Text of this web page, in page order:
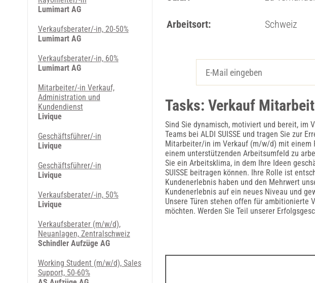
Arbeitsort: Schweiz
Tasks: Verkauf
Sind Sie dynamisch, motiviert und bereit, im
Teams bei ALDI SUISSE und tragen Sie zur
Mitarbeiter/in im Verkauf (m/w/d) mit einem
einem unterstützenden Arbeitsumfeld zu
Sie ein Arbeitsklima, in dem Ihre Ideen
SUISSE beitragen können. Ihre Rolle ist
Kundenerlebnis haben und den Mehrwert
Kundenerlebnis auf ein neues Niveau und
Unsere Türen stehen offen für ambitionierte
möchten. Werden Sie Teil unserer
Lumimart AG
Verkaufsberater/-in, 20-50%
Lumimart AG
Verkaufsberater/-in, 60%
Lumimart AG
Mitarbeiter/-in Verkauf,
Administration und
Kundendienst
Livique
Geschäftsführer/-in
Livique
Geschäftsführer/-in
Livique
Verkaufsberater/-in, 50%
Livique
Verkaufsberater (m/w/d),
Neuanlagen, Zentralschweiz
Schindler Aufzüge AG
Working Student (m/w/d), Sales
Support, 50-60%